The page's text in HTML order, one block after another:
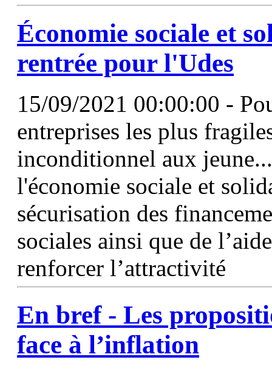
Économie sociale et
rentrée pour l'Udes
15/09/2021 00:00:00 -
entreprises les plus
inconditionnel aux
l'économie sociale et
sécurisation des
sociales ainsi que de
renforcer l’attractivité
En bref - Les
face à l’inflation